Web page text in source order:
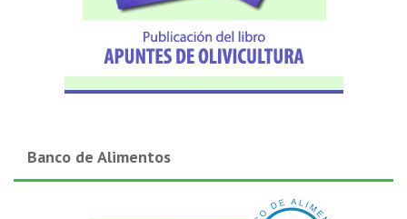
Banco de Alimentos